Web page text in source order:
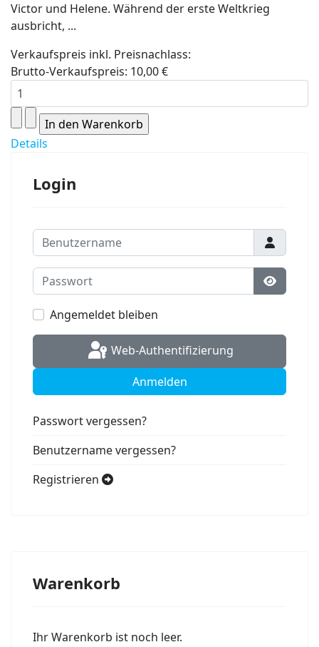
Victor und Helene. Während der erste Weltkrieg
ausbricht, ...
Verkaufspreis inkl. Preisnachlass:
Brutto-Verkaufspreis: 10,00 €
Details
Login
Benutzername
Passwort
Angemeldet bleiben
Web-Authentifizierung
Anmelden
Passwort vergessen?
Benutzername vergessen?
Registrieren
Warenkorb
Ihr Warenkorb ist noch leer.